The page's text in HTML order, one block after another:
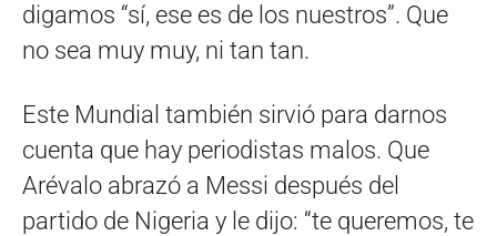
digamos “sí, ese es de los nuestros”. Que
no sea muy muy, ni tan tan.
Este Mundial también sirvió para darnos
cuenta que hay periodistas malos. Que
Arévalo abrazó a Messi después del
partido de Nigeria y le dijo: “te queremos, te